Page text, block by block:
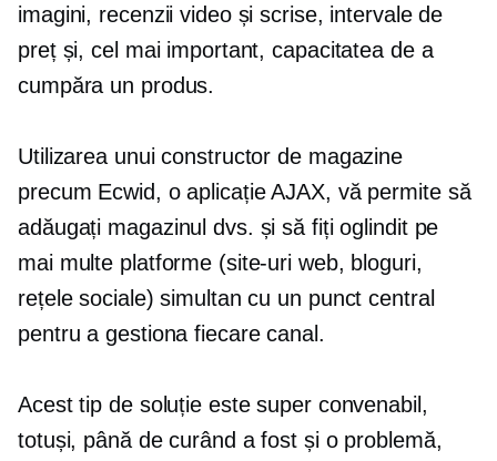
imagini, recenzii video și scrise, intervale de
preț și, cel mai important, capacitatea de a
cumpăra un produs.
Utilizarea unui constructor de magazine
precum Ecwid, o aplicație AJAX, vă permite să
adăugați magazinul dvs. și să fiți oglindit pe
mai multe platforme (site-uri web, bloguri,
rețele sociale) simultan cu un punct central
pentru a gestiona fiecare canal.
Acest tip de soluție este super convenabil,
totuși, până de curând a fost și o problemă,